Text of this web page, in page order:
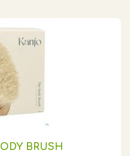
BRUSH